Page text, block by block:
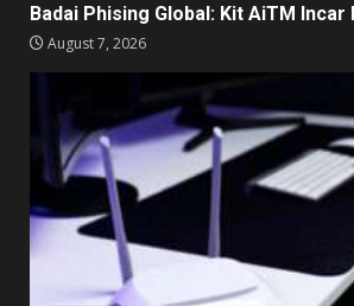
Badai Phising Global: Kit AiTM
August 7, 2026